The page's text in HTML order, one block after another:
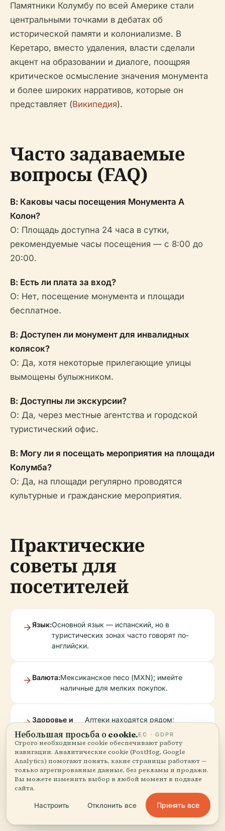
Памятники Колумбу по всей Америке стали
центральными точками в дебатах об
исторической памяти и колониализме. В
Керетаро, вместо удаления, власти сделали
акцент на образовании и диалоге, поощряя
критическое осмысление значения монумента
и более широких нарративов, которые он
представляет (Википедия).
Часто задаваемые
вопросы (FAQ)
В: Каковы часы посещения Монумента А
Колон?
О: Площадь доступна 24 часа в сутки,
рекомендуемые часы посещения — с 8:00 до
20:00.
В: Есть ли плата за вход?
О: Нет, посещение монумента и площади
бесплатное.
В: Доступен ли монумент для инвалидных
колясок?
О: Да, хотя некоторые прилегающие улицы
вымощены булыжником.
В: Доступны ли экскурсии?
О: Да, через местные агентства и городской
туристический офис.
В: Могу ли я посещать мероприятия на площади
Колумба?
О: Да, на площади регулярно проводятся
культурные и гражданские мероприятия.
Практические
советы для
посетителей
Язык:Основной язык — испанский, но в
туристических зонах часто говорят по-
английски.
Валюта:Мексиканское песо (MXN); имейте
наличные для мелких покупок.
Здоровье и
Аптеки находятся рядом;
рекомендуется иметь
страховку.
Этикет:Одевайтесь скромно в церквях и во
время фестивалей; вежливо
здоровайтесь с местными жителями.
Небольшая просьба о cookie.ЕС · GDPR
Строго необходимые cookie обеспечивают работу
навигации. Аналитические cookie (PostHog, Google
Analytics) помогают понять, какие страницы работают —
только агрегированные данные, без рекламы и продажи.
Вы можете изменить выбор в любой момент в подвале
сайта.
Настроить Отклонить все Принять все